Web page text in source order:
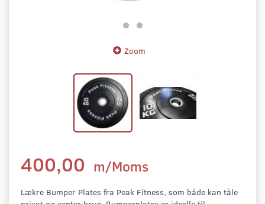
Zoom
400,00 m/Moms
Lækre Bumper Plates fra Peak Fitness, som både kan tåle